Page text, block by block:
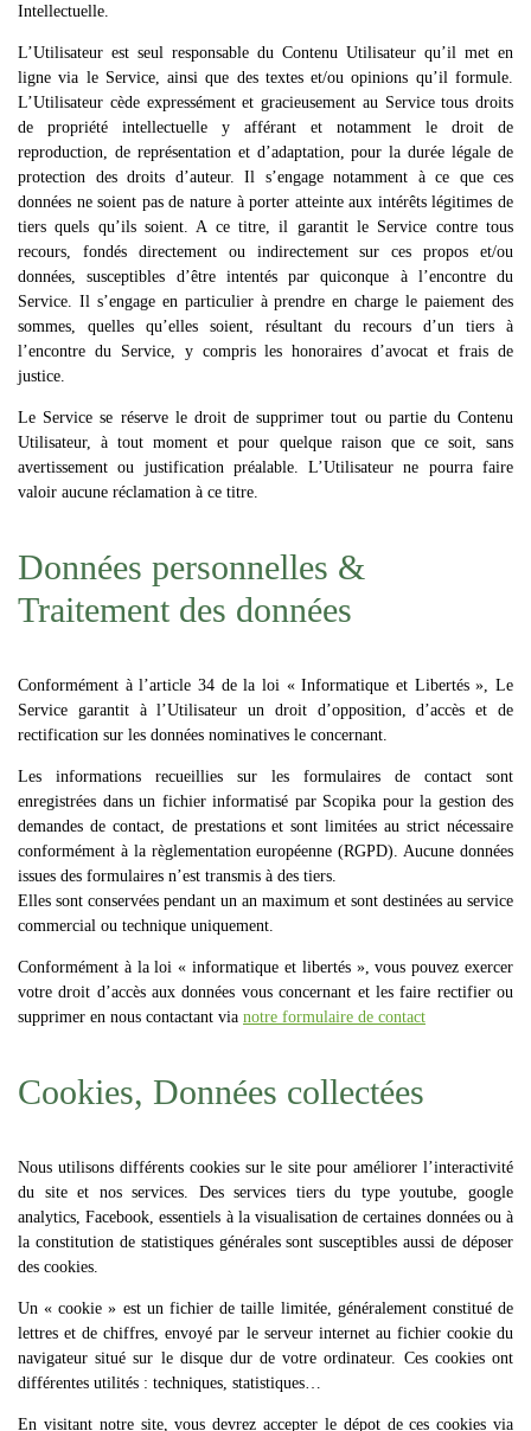
Intellectuelle.
L’Utilisateur est seul responsable du Contenu Utilisateur qu’il met en
ligne via le Service, ainsi que des textes et/ou opinions qu’il formule.
L’Utilisateur cède expressément et gracieusement au Service tous droits
de propriété intellectuelle y afférant et notamment le droit de
reproduction, de représentation et d’adaptation, pour la durée légale de
protection des droits d’auteur. Il s’engage notamment à ce que ces
données ne soient pas de nature à porter atteinte aux intérêts légitimes de
tiers quels qu’ils soient. A ce titre, il garantit le Service contre tous
recours, fondés directement ou indirectement sur ces propos et/ou
données, susceptibles d’être intentés par quiconque à l’encontre du
Service. Il s’engage en particulier à prendre en charge le paiement des
sommes, quelles qu’elles soient, résultant du recours d’un tiers à
l’encontre du Service, y compris les honoraires d’avocat et frais de
justice.
Le Service se réserve le droit de supprimer tout ou partie du Contenu
Utilisateur, à tout moment et pour quelque raison que ce soit, sans
avertissement ou justification préalable. L’Utilisateur ne pourra faire
valoir aucune réclamation à ce titre.
Données personnelles &
Traitement des données
Conformément à l’article 34 de la loi « Informatique et Libertés », Le
Service garantit à l’Utilisateur un droit d’opposition, d’accès et de
rectification sur les données nominatives le concernant.
Les informations recueillies sur les formulaires de contact sont
enregistrées dans un fichier informatisé par Scopika pour la gestion des
demandes de contact, de prestations et sont limitées au strict nécessaire
conformément à la règlementation européenne (RGPD). Aucune données
issues des formulaires n’est transmis à des tiers.
Elles sont conservées pendant un an maximum et sont destinées au service
commercial ou technique uniquement.
Conformément à la loi « informatique et libertés », vous pouvez exercer
votre droit d’accès aux données vous concernant et les faire rectifier ou
supprimer en nous contactant via notre formulaire de contact
Cookies, Données collectées
Nous utilisons différents cookies sur le site pour améliorer l’interactivité
du site et nos services. Des services tiers du type youtube, google
analytics, Facebook, essentiels à la visualisation de certaines données ou à
la constitution de statistiques générales sont susceptibles aussi de déposer
des cookies.
Un « cookie » est un fichier de taille limitée, généralement constitué de
lettres et de chiffres, envoyé par le serveur internet au fichier cookie du
navigateur situé sur le disque dur de votre ordinateur. Ces cookies ont
différentes utilités : techniques, statistiques…
En visitant notre site, vous devrez accepter le dépot de ces cookies via